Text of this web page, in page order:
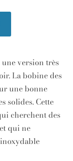
une version très
La bobine des
une bonne
solides. Cette
cherchent des
qui ne